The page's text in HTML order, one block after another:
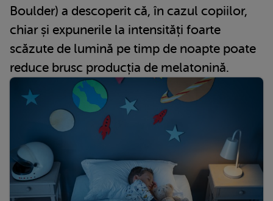
Boulder) a descoperit că, în cazul copiilor,
chiar și expunerile la intensități foarte
scăzute de lumină pe timp de noapte poate
reduce brusc producția de melatonină.